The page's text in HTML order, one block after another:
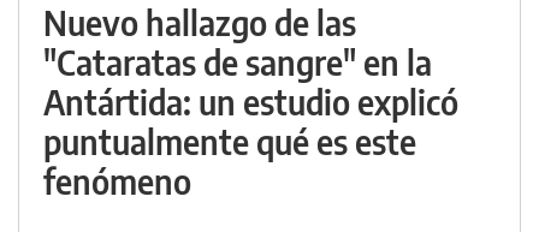
Nuevo hallazgo de las
"Cataratas de sangre" en la
Antártida: un estudio explicó
puntualmente qué es este
fenómeno